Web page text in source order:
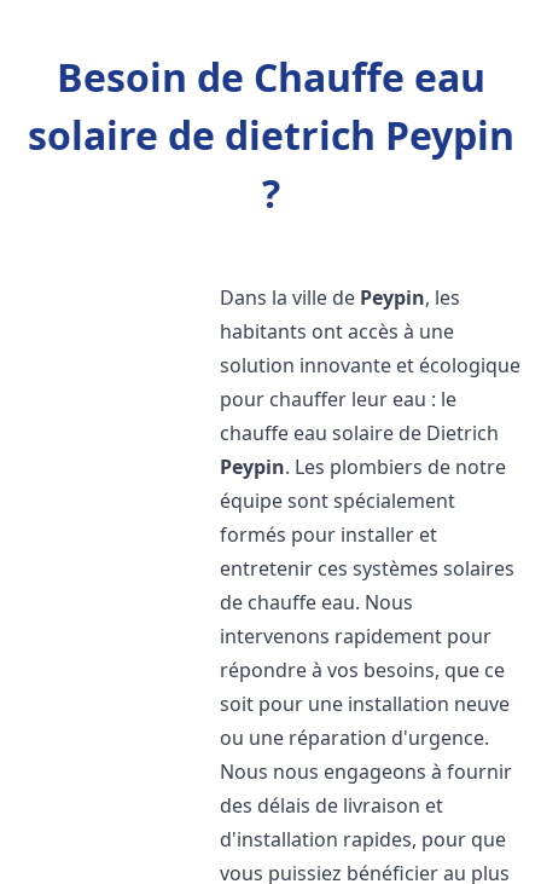
Besoin de Chauffe eau
solaire de dietrich Peypin
?
Dans la ville de Peypin, les
habitants ont accès à une
solution innovante et écologique
pour chauffer leur eau : le
chauffe eau solaire de Dietrich
Peypin. Les plombiers de notre
équipe sont spécialement
formés pour installer et
entretenir ces systèmes solaires
de chauffe eau. Nous
intervenons rapidement pour
répondre à vos besoins, que ce
soit pour une installation neuve
ou une réparation d'urgence.
Nous nous engageons à fournir
des délais de livraison et
d'installation rapides, pour que
vous puissiez bénéficier au plus